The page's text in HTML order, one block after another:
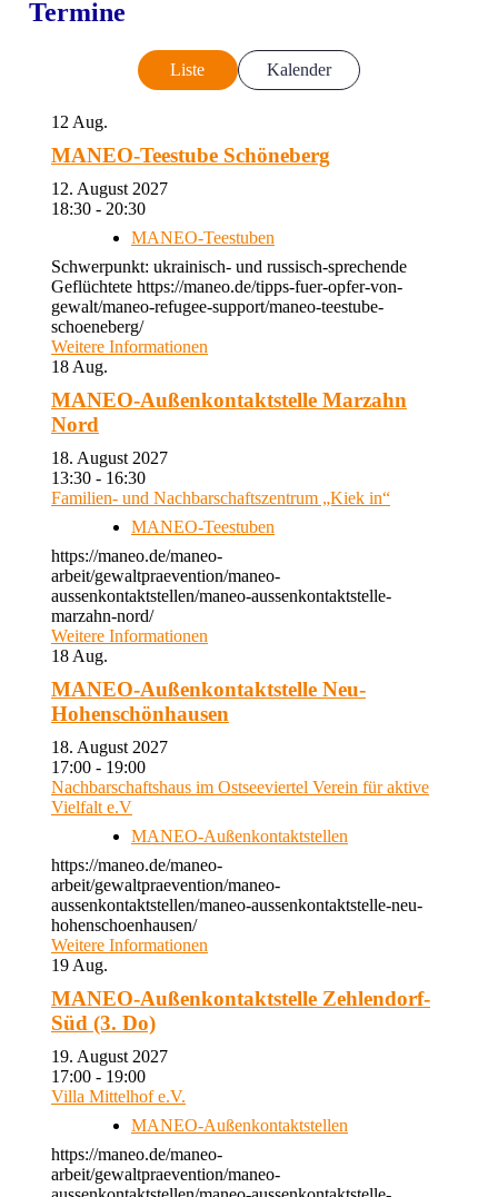
Termine
Liste Kalender
12 Aug.
MANEO-Teestube Schöneberg
12. August 2027
18:30 - 20:30
MANEO-Teestuben
Schwerpunkt: ukrainisch- und russisch-sprechende
Geflüchtete https://maneo.de/tipps-fuer-opfer-von-
gewalt/maneo-refugee-support/maneo-teestube-
schoeneberg/
Weitere Informationen
18 Aug.
MANEO-Außenkontaktstelle Marzahn
Nord
18. August 2027
13:30 - 16:30
Familien- und Nachbarschaftszentrum „Kiek in“
MANEO-Teestuben
https://maneo.de/maneo-
arbeit/gewaltpraevention/maneo-
aussenkontaktstellen/maneo-aussenkontaktstelle-
marzahn-nord/
Weitere Informationen
18 Aug.
MANEO-Außenkontaktstelle Neu-
Hohenschönhausen
18. August 2027
17:00 - 19:00
Nachbarschaftshaus im Ostseeviertel Verein für aktive
Vielfalt e.V
MANEO-Außenkontaktstellen
https://maneo.de/maneo-
arbeit/gewaltpraevention/maneo-
aussenkontaktstellen/maneo-aussenkontaktstelle-neu-
hohenschoenhausen/
Weitere Informationen
19 Aug.
MANEO-Außenkontaktstelle Zehlendorf-
Süd (3. Do)
19. August 2027
17:00 - 19:00
Villa Mittelhof e.V.
MANEO-Außenkontaktstellen
https://maneo.de/maneo-
arbeit/gewaltpraevention/maneo-